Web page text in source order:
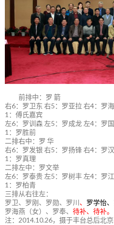
前排中：罗 箭
右6：罗卫东 右5：罗亚拉 右4：罗
1：傅氏嘉宾
左6：罗训森 左5：罗成龙 左4：罗
1：罗胜前
二排右中：罗 华
右6：罗发银 右5：罗扬锋 右4：罗
1：罗真理
二排左中：罗文举
左6：罗泰贵 左5：罗树丰 左4：罗江
1：罗柏青
三排从右往左：
罗卫、罗刚、罗勋、罗川 、 罗学怡、
罗海燕（女）、罗奉、 待补、待补。
注：2014.10.26，摄于丰台总后北京